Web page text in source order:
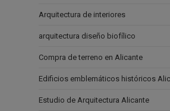
Arquitectura de interiores
arquitectura diseño biofílico
Compra de terreno en Alicante
Edificios emblemáticos históricos
Estudio de Arquitectura Alicante